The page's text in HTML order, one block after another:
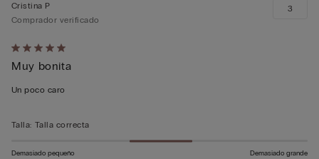
Calificación
de
5
5
Cristina P
Comprador verificado
Muy bonita
Un poco caro
3
Talla: Talla correcta
Demasiado pequeño Demasiado grande